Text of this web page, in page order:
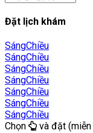
Đặt lịch khám
SángChiều
SángChiều
SángChiều
SángChiều
SángChiều
SángChiều
SángChiều
Chọn
và đặt